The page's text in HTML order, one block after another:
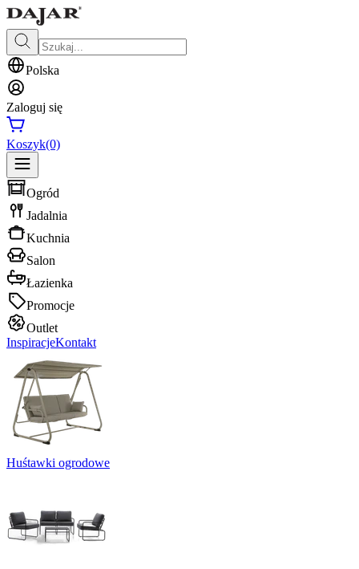
Polska
Zaloguj się
Koszyk(0)
Ogród
Jadalnia
Kuchnia
Salon
Łazienka
Promocje
Outlet
InspiracjeKontakt
Huśtawki ogrodowe